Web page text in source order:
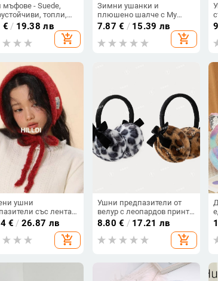
- Suede,
топли,
пискюли
€ / 19.38 лв
add_shopping_cart
Зимни ушанки и
плюшено шалче с My
Melody – карикатурен
дизайн, топлинни
аксесоари
7.87 € / 15.39 лв
add_shopping_cart
ушни
със лента,
памук, 2 бр., за
сезони, пролет
€ / 26.87 лв
add_shopping_cart
Ушни предпазители от
велур с леопардов принт,
топли за зимата
8.80 € / 17.21 лв
add_shopping_cart